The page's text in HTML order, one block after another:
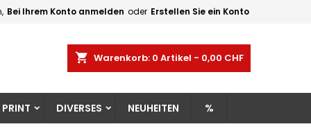
Bei Ihrem Konto anmelden oder Erstellen Sie ein Konto
shopping_cart Warenkorb: 0 Artikel - 0,00 CHF
DIVERSES NEUHEITEN %